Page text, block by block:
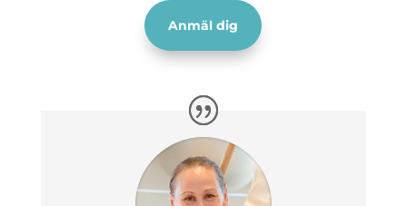
Anmäl dig